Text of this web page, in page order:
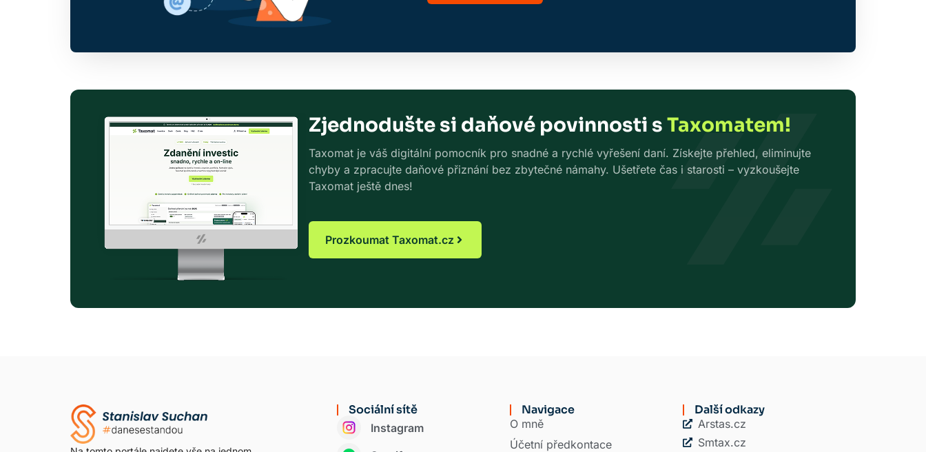
Zjednodušte si daňové povinnosti s Taxomatem!
Taxomat je váš digitální pomocník pro snadné a rychlé vyřešení daní. Získejte přehled, eliminujte
chyby a zpracujte daňové přiznání bez zbytečné námahy. Ušetřete čas i starosti – vyzkoušejte
Taxomat ještě dnes!
Prozkoumat Taxomat.cz
Sociální sítě
Instagram
Navigace
O mně
Účetní předkontace
Další odkazy
Arstas.cz
Smtax.cz